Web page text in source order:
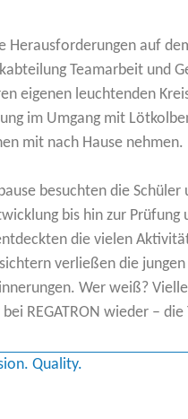
Herausforderungen auf
Teamarbeit und
eigenen leuchtenden
im Umgang mit
mit nach Hause nehmen.
besuchten die
bis hin zur
die vielen
verließen die
Wer weiß?
REGATRON wieder –
Quality.